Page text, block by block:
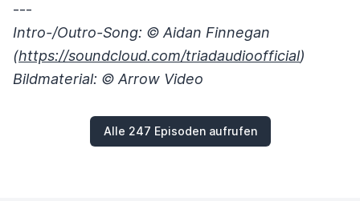
---
Intro-/Outro-Song: © Aidan Finnegan
(https://soundcloud.com/triadaudioofficial)
Bildmaterial: © Arrow Video
Alle 247 Episoden aufrufen